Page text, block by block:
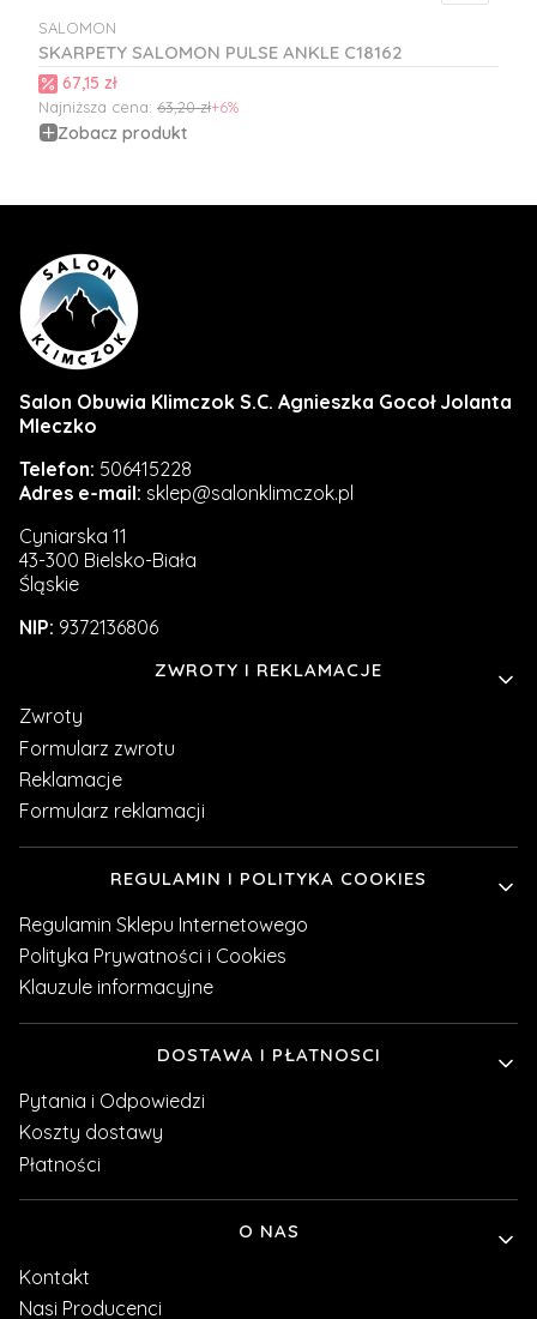
SKARPETY SALOMON PULSE ANKLE C18162
PRODUCENT
SALOMON
Cena promocyjna
67,15 zł
Najniższa cena: 63,20 zł+6%
Zobacz produkt
Salon Obuwia Klimczok S.C. Agnieszka Gocoł Jolanta
Mleczko
Telefon: 506415228
Adres e-mail: sklep@salonklimczok.pl
Cyniarska 11
43-300 Bielsko-Biała
Śląskie
NIP: 9372136806
Linki w stopceZWROTY I REKLAMACJE
Zwroty
Formularz zwrotu
Reklamacje
Formularz reklamacji
REGULAMIN I POLITYKA COOKIES
Regulamin Sklepu Internetowego
Polityka Prywatności i Cookies
Klauzule informacyjne
DOSTAWA I PŁATNOSCI
Pytania i Odpowiedzi
Koszty dostawy
Płatności
O NAS
Kontakt
Nasi Producenci